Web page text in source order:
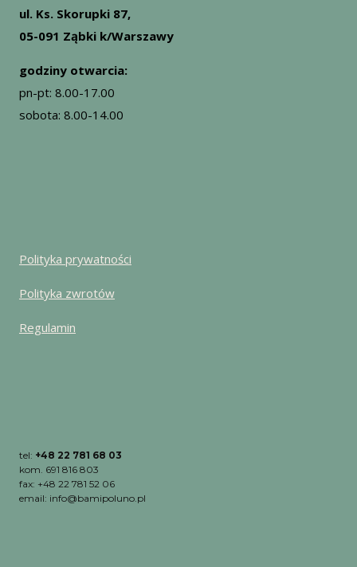
ul. Ks. Skorupki 87,
05-091 Ząbki k/Warszawy
godziny otwarcia:
pn-pt: 8.00-17.00
sobota: 8.00-14.00
Polityka prywatności
Polityka zwrotów
Regulamin
tel: +48 22 781 68 03
kom. 691 816 803
fax: +48 22 781 52 06
email: info@bamipoluno.pl